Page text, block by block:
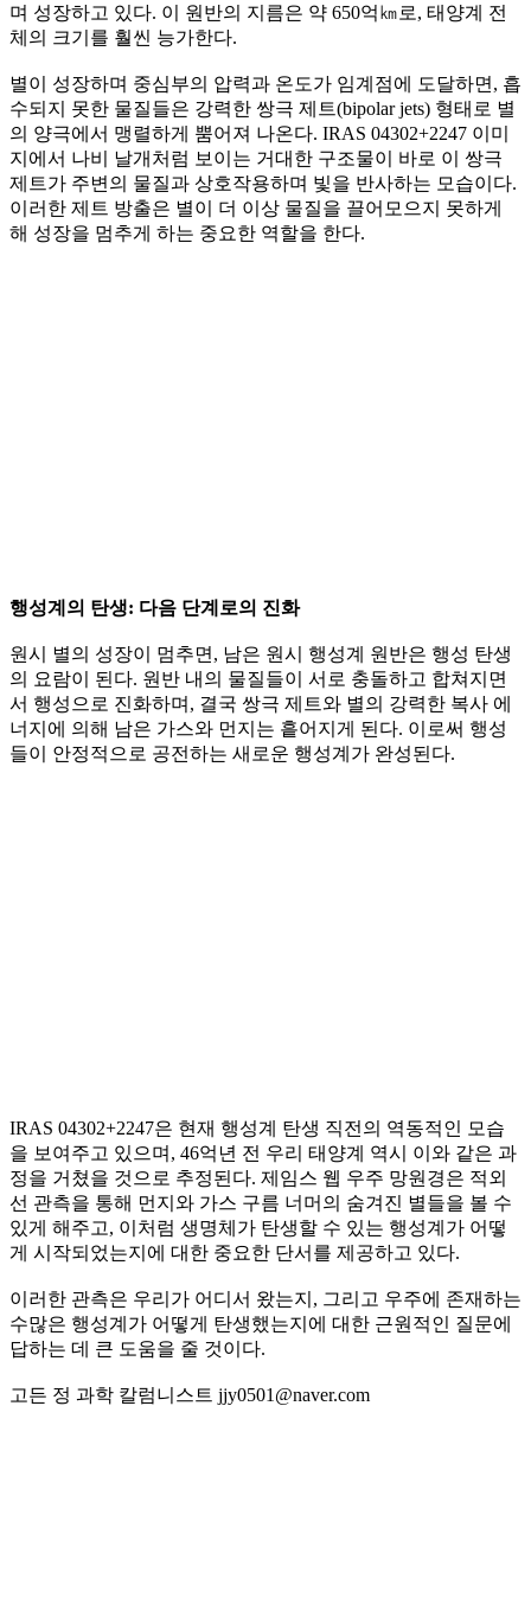
며 성장하고 있다. 이 원반의 지름은 약 650억㎞로, 태양계 전
체의 크기를 훨씬 능가한다.
별이 성장하며 중심부의 압력과 온도가 임계점에 도달하면, 흡
수되지 못한 물질들은 강력한 쌍극 제트(bipolar jets) 형태로 별
의 양극에서 맹렬하게 뿜어져 나온다. IRAS 04302+2247 이미
지에서 나비 날개처럼 보이는 거대한 구조물이 바로 이 쌍극
제트가 주변의 물질과 상호작용하며 빛을 반사하는 모습이다.
이러한 제트 방출은 별이 더 이상 물질을 끌어모으지 못하게
해 성장을 멈추게 하는 중요한 역할을 한다.
행성계의 탄생: 다음 단계로의 진화
원시 별의 성장이 멈추면, 남은 원시 행성계 원반은 행성 탄생
의 요람이 된다. 원반 내의 물질들이 서로 충돌하고 합쳐지면
서 행성으로 진화하며, 결국 쌍극 제트와 별의 강력한 복사 에
너지에 의해 남은 가스와 먼지는 흩어지게 된다. 이로써 행성
들이 안정적으로 공전하는 새로운 행성계가 완성된다.
IRAS 04302+2247은 현재 행성계 탄생 직전의 역동적인 모습
을 보여주고 있으며, 46억년 전 우리 태양계 역시 이와 같은 과
정을 거쳤을 것으로 추정된다. 제임스 웹 우주 망원경은 적외
선 관측을 통해 먼지와 가스 구름 너머의 숨겨진 별들을 볼 수
있게 해주고, 이처럼 생명체가 탄생할 수 있는 행성계가 어떻
게 시작되었는지에 대한 중요한 단서를 제공하고 있다.
이러한 관측은 우리가 어디서 왔는지, 그리고 우주에 존재하는
수많은 행성계가 어떻게 탄생했는지에 대한 근원적인 질문에
답하는 데 큰 도움을 줄 것이다.
고든 정 과학 칼럼니스트 jjy0501@naver.com